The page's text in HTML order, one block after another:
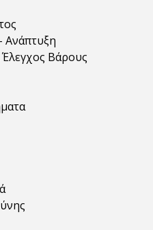
Ανάπτυξη
Βάρους